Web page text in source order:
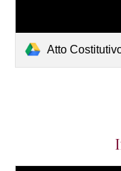
Atto